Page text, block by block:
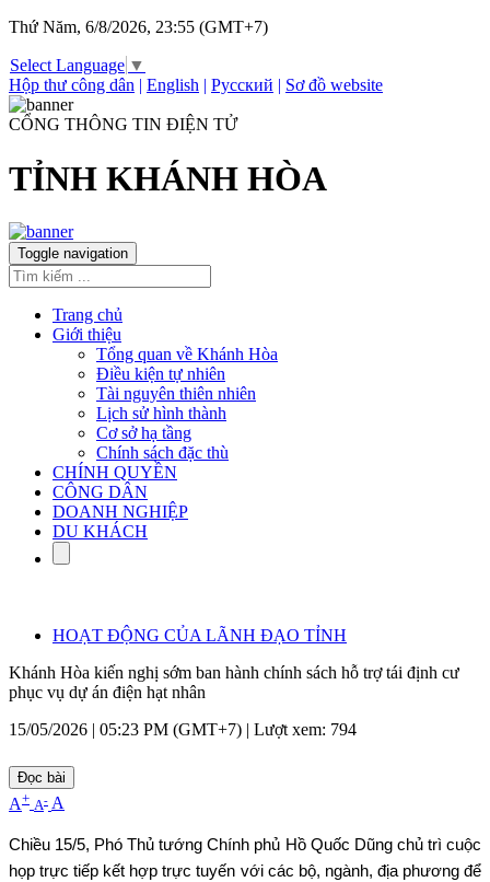
Thứ Năm, 6/8/2026, 23:55 (GMT+7)
Select Language ▼
Hộp thư công dân | English | Русский | Sơ đồ website
CỔNG THÔNG TIN ĐIỆN TỬ
TỈNH KHÁNH HÒA
Toggle navigation
Trang chủ
Giới thiệu
Tổng quan về Khánh Hòa
Điều kiện tự nhiên
Tài nguyên thiên nhiên
Lịch sử hình thành
Cơ sở hạ tầng
Chính sách đặc thù
CHÍNH QUYỀN
CÔNG DÂN
DOANH NGHIỆP
DU KHÁCH
HOẠT ĐỘNG CỦA LÃNH ĐẠO TỈNH
Khánh Hòa kiến nghị sớm ban hành chính sách hỗ trợ tái định cư
phục vụ dự án điện hạt nhân
15/05/2026 | 05:23 PM (GMT+7) | Lượt xem: 794
Đọc bài
A+ A- A
Chiều 15/5, Phó Thủ tướng Chính phủ Hồ Quốc Dũng chủ trì cuộc
họp trực tiếp kết hợp trực tuyến với các bộ, ngành, địa phương để